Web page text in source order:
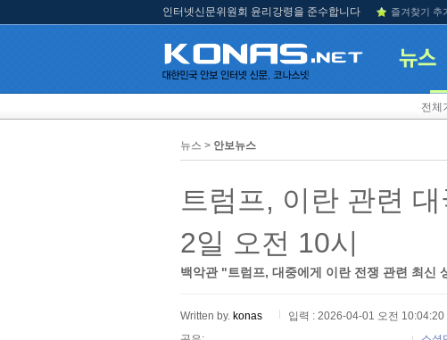
인터넷신문위원회 윤리강령을 준수합니다 즐겨찾기 추
전체
뉴스 > 안보뉴스
트럼프, 이란 관련
2일 오전 10시
백악관 "트럼프, 대중에게 이란 전쟁 관련 최신
Written by. konas
입력 : 2026-04-01 오전 10:04:20